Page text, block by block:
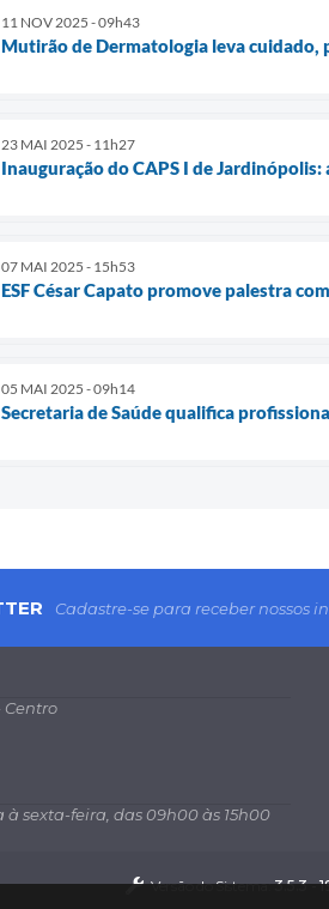
11 NOV 2025 - 09h43
Mutirão de Dermatologia leva cuidado,
23 MAI 2025 - 11h27
Inauguração do CAPS I de
07 MAI 2025 - 15h53
ESF César Capato promove palestra
05 MAI 2025 - 09h14
Secretaria de Saúde qualifica
Cadastre-se para receber nossos
Centro
sexta-feira, das 09h00 às 15h00
Versão do Sistema:3.5.3 -